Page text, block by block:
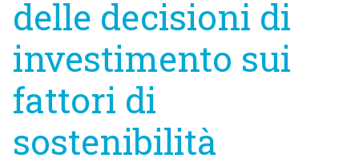
delle decisioni di
investimento sui
fattori di
sostenibilità